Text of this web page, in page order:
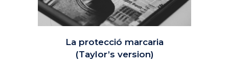
La protecció marcaria
(Taylor’s version)